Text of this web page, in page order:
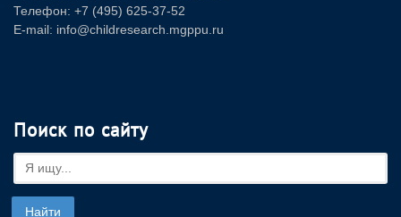
Телефон: +7 (495) 625-37-52
E-mail: info@childresearch.mgppu.ru
Поиск по сайту